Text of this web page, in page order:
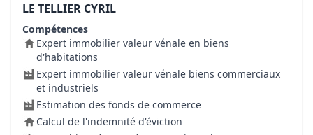
LE TELLIER CYRIL
Compétences
Expert immobilier valeur vénale en biens
d'habitations
Expert immobilier valeur vénale biens commerciaux
et industriels
Estimation des fonds de commerce
Calcul de l'indemnité d'éviction